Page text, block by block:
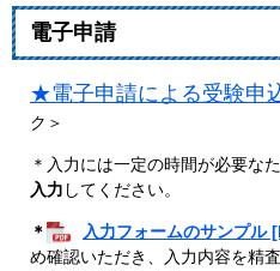
電子申請
★電子申請による受験申
ク＞
＊入力には一定の時間が必要な
入力 してください。
＊ 入力フォームのサンプル
め確認いただき、入力内容を精